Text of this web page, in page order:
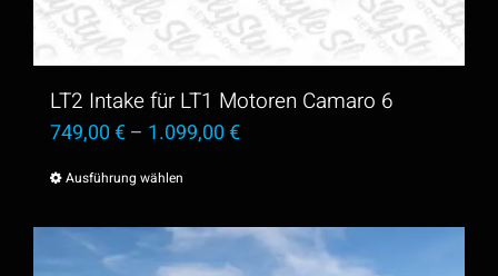
können
der
Produktseite
LT2 Intake für LT1 Motoren Camaro 6
749,00€– 1.099,00€
Ausführung wählen
Produkt
weist